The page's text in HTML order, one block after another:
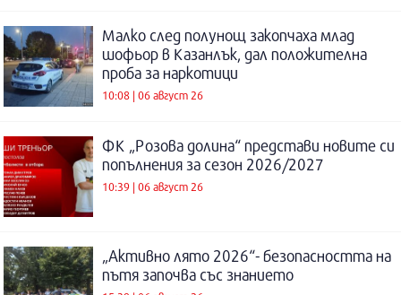
Малко след полунощ закопчаха млад
шофьор в Казанлък, дал положителна
проба за наркотици
10:08 | 06 август 26
ФК „Розова долина“ представи новите си
попълнения за сезон 2026/2027
10:39 | 06 август 26
„Активно лято 2026“- безопасността на
пътя започва със знанието